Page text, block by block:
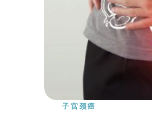
子宫颈癌